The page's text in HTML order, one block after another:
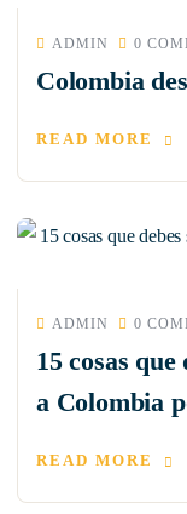
ADMIN 0
Colombia
READ MORE
ADMIN 0
15 cosas
a Colombia
READ MORE